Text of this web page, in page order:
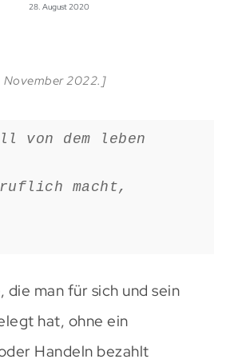
28. August 2020
November 2022.]
von dem leben
macht,
die man für sich und sein
hat, ohne ein
Handeln bezahlt